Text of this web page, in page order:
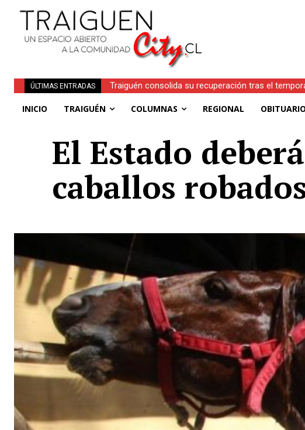
ÚLTIMAS ENTRADAS
Traiguén consolida su recuperación tras el
INICIO TRAIGUÉN COLUMNAS REGIONAL
El Estado
caballos